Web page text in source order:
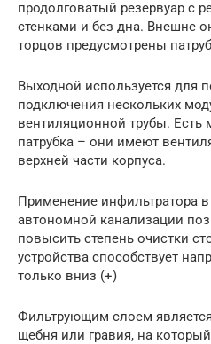
продолговатый резервуар с
стенками и без дна. Внешне
торцов предусмотрены
Выходной используется для
подключения нескольких
вентиляционной трубы. Есть
патрубка – они имеют
верхней части корпуса.
Применение инфильтратора
автономной канализации
повысить степень очистки
устройства способствует
только вниз (+)
Фильтрующим слоем
щебня или гравия, на